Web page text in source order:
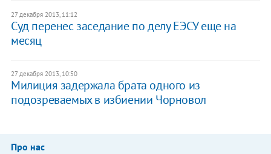
27 декабря 2013, 11:12
Суд перенес заседание по делу ЕЭСУ еще на
месяц
27 декабря 2013, 10:50
Милиция задержала брата одного из
подозреваемых в избиении Чорновол
Про нас